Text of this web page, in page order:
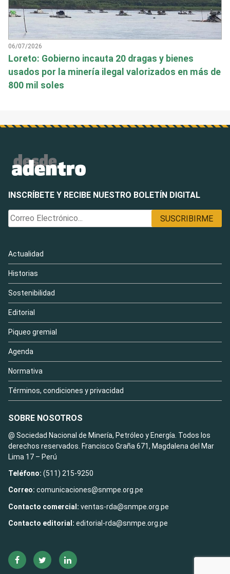
06/07/2026
Loreto: Gobierno incauta 20 dragas y bienes
usados por la minería ilegal valorizados en más de
800 mil soles
INSCRÍBETE Y RECIBE NUESTRO BOLETÍN DIGITAL
Actualidad
Historias
Sostenibilidad
Editorial
Piqueo gremial
Agenda
Normativa
Términos, condiciones y privacidad
SOBRE NOSOTROS
@ Sociedad Nacional de Minería, Petróleo y Energía. Todos los
derechos reservados. Francisco Graña 671, Magdalena del Mar
Lima 17 – Perú
Teléfono: (511) 215-9250
Correo: comunicaciones@snmpe.org.pe
Contacto comercial: ventas-rda@snmpe.org.pe
Contacto editorial: editorial-rda@snmpe.org.pe